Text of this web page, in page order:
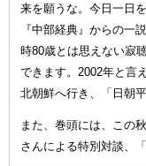
来を願うな。今日一日
『中部経典』からの一
時80歳とは思えない寂
できます。2002年と言
北朝鮮へ行き、「日朝
また、巻頭には、この
さんによる特別対談、